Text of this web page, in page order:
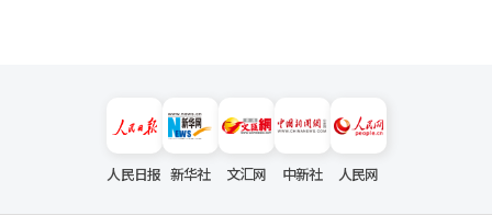
人民日报 新华社 文汇网 中新社 人民网